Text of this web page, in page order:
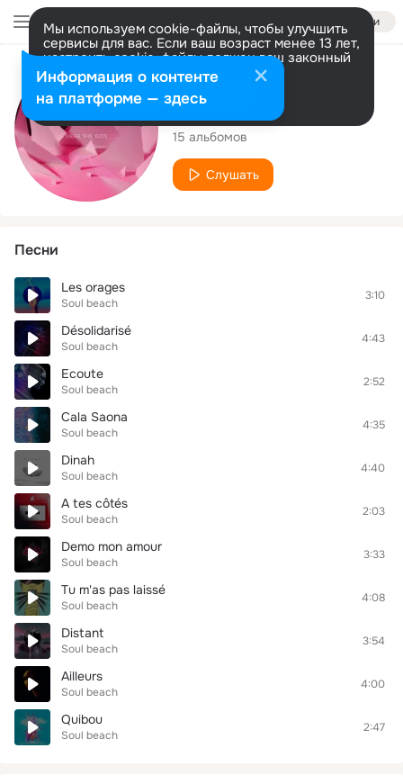
Войти
Мы используем cookie-файлы, чтобы улучшить
сервисы для вас. Если ваш возраст менее 13 лет,
настроить cookie-файлы должен ваш законный
представитель. Больше информации
Разрешить все Настроить
Исполнитель
Soul beach
15 альбомов
Слушать
Песни
Les orages
Soul beach
3:10
Désolidarisé
Soul beach
4:43
Ecoute
Soul beach
2:52
Cala Saona
Soul beach
4:35
Dinah
Soul beach
4:40
A tes côtés
Soul beach
2:03
Demo mon amour
Soul beach
3:33
Tu m'as pas laissé
Soul beach
4:08
Distant
Soul beach
3:54
Ailleurs
Soul beach
4:00
Quibou
Soul beach
2:47
Информация о контенте
на платформе — здесь